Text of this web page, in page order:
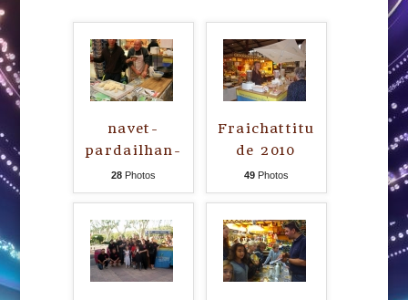
navet-
pardailhan-
2010
28Photos
Fraichattitu
de 2010
49Photos